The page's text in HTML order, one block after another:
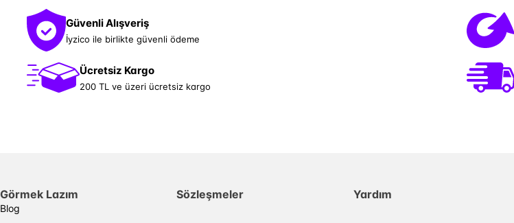
Güvenli Alışveriş
İyzico ile birlikte güvenli ödeme
Ücretsiz Kargo
200 TL ve üzeri ücretsiz kargo
Görmek Lazım
Blog
Sözleşmeler Yardım